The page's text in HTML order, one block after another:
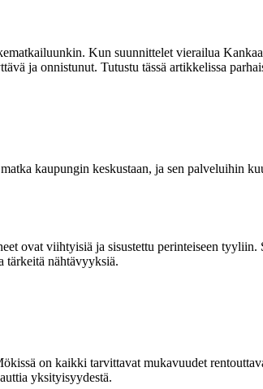
Kun suunnittelet vierailua
ja onnistunut. Tutustu tässä artikkelissa
kaupungin keskustaan, ja sen palveluihin
ovat viihtyisiä ja sisustettu perinteiseen tyyliin.
tärkeitä nähtävyyksiä.
on kaikki tarvittavat mukavuudet
yksityisyydestä.